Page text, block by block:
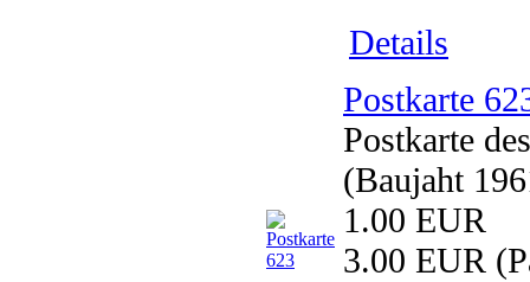
Details
Postkarte
Postkarte
(Baujaht
1.00 EUR
3.00 EUR